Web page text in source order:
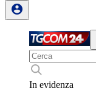
In evidenza